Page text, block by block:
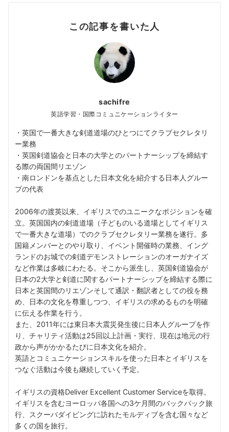
この記事を書いた人
sachifre
英語学習・国際コミュニケーションライター
・英国で一番大きな剣道道場のひとつにてクラブセクレタリ
ー業務
・英国剣道協会と日本の大学とのパートナーシップを締結す
る際の両国間リエゾン
・南ロンドンを基点とした日本文化を紹介する日本人グルー
プの代表
2006年の渡英以来、イギリスでのユニークなポジションを確
立。英国国内の剣道道場（子どものいる道場としてイギリス
で一番大きな道場）でのクラブセクレタリー業務を遂行。多
国籍メンバーとのやり取り、イベント開催時の業務、イング
ランドのお城での剣道デモンストレーションのオーガナイズ
など作業は多岐にわたる。そこから派生し、英国剣道協会が
日本の2大学と剣道に関するパートナーシップを締結する際に
日本と英国間のリエゾンそして通訳・翻訳者としての役を務
め、日本の文化を尊重しつつ、イギリスの求めるものを明確
に伝える作業を行う。
また、2011年には東日本大震災発生後に日本人グループを作
り、チャリティ活動は25回以上計画・実行、現在は地元の行
政から声がかかるたびに日本文化を紹介。
英語とコミュニケーションスキルを使った日本とイギリスを
つなぐ活動は今後も継続していく予定。
イギリスの資格Deliver Excellent Customer Serviceを取得。
イギリスを含むヨーロッパ各国への3ケ月間のバックパック旅
行、スクーバダイビングに訪れたモルディブを含む国々など
多くの国を旅行。